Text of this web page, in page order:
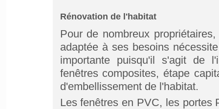
Rénovation de l'habitat
Pour de nombreux
adaptée à ses besoins
importante puisqu'il s'agit de
fenêtres composites, étape
d'embellissement de l'habitat.
Les fenêtres en PVC, les portes